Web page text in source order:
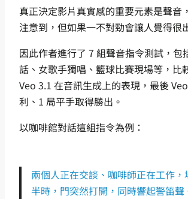
真正決定影片真實感的重要元素是聲音
注意到，但如果一不對勁會讓人覺得很
因此作者進行了 7 組聲音指令測試，包
話、女歌手獨唱、籃球比賽現場等，比
Veo 3.1 在音訊生成上的表現，最後
利、1 局平手取得勝出。
以咖啡館對話這組指令為例：
兩個人正在交談、咖啡師正在工作
半時，門突然打開，同時響起警笛